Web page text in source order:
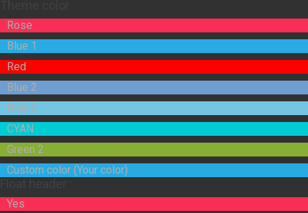
Rose
Blue 1
Red
Blue 2
Blue 3
CYAN
Green 2
Custom color (Your color)
Yes